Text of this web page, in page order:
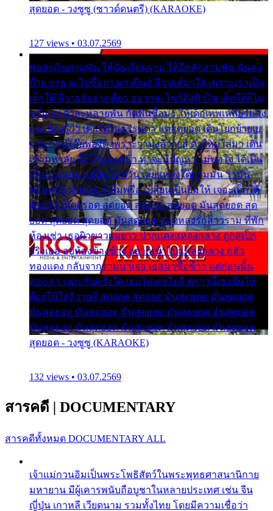
สุดยอด - วงซูซู (ซาวด์ดนตรี) (KARAOKE)
127 views • 03.07.2569
พ่อส่งเงินสามพัน ให้ฉันเรียนราม ได้อีกสักสามพัน ฉันคง
บ๊าย บาย จะไปซื้อกางเกงยีนส์ ลีวายส์มาใส่ เพราะเราเป็น
เด็กใต้ ลีวายส์อย่างเดียว อยากจะโชว์ถึงหิวโซ เด็กใต้ก็ไม่
หวั่น ตกตัวละหลายพัน กัดฟันซื้อมา ให้เด็กเทพเหลียวมอง
และต้องรู้ว่า เด็กใต้ไม่ธรรมดา แต่สุดยอด เดินโยกย้ายเย
ยวน กวนโอ๊ยพอได้ เพราะว่านุ่งลีวายส์ ตัวใหม่ใส่มา เดิน
เข้ามหาลัย จิ๊กโก๊มองหน้า ท่าจะมีปัญหา ไม่พอใจ ได้เป็น
เรื่องแน่นอน แต่ฉันไม่หวั่น เลยแหลงใต้ถามมัน ว่ามัน
พรั่นพรือ มันตอบว่าไม่พรื่อ เปลี่ยนเป็นยิ้มให้ เจอะเด็กใต้
ด้วยกัน ก็เลยรอด สุดยอด สุดยอด สุดยอด มันสุดยอด สุด
ยอด สุดยอด สุดยอด มันสุดยอด แอบหลงรักสาวราม ที่พัก
ห้องเช่า เธอผิวขาวผมยาว ปากแดงแหลงกลาง ถูกสเป็ก
จริงเธอ อยู่ห้องข้างข้าง อยากเข้าไปแหลงกลาง กลัว
ทองแดง กลับจากรามมาเจอ เธอมาซื้อข้าว แต่ก่อนนั้น
สองเรา เจอะกันครั้งใด เธอไม่เคยไยดี คราวนี้เธอยิ้มให้
ต้องให้ใส่ลีวายส์ สุดยอด สุดยอด มันสุดยอด มันสุดยอด
มันสุดยอด มันสุดยอด มันสุดยอด มันสุดยอด มันสุดยอด
มันสุดยอด มันสุดยอด มันสุดยอด มันสุดยอด มันสุดยอด
สุดยอด - วงซูซู (KARAOKE)
132 views • 03.07.2569
สารคดี | DOCUMENTARY
สารคดีทั้งหมด DOCUMENTARY ALL
เจ้าแม่กวนอิมเป็นพระโพธิสัตว์ในพระพุทธศาสนานิกาย
มหายาน มีผู้เคารพนับถือบูชาในหลายประเทศ เช่น จีน
ญี่ปุ่น เกาหลี เวียดนาม รวมทั้งไทย โดยมีความเชื่อว่า